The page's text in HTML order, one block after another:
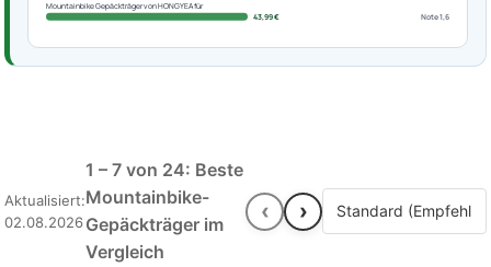
Mountainbike Gepäckträger von HONGYEA für
43,99 €
Note 1,6
Aktualisiert:
02.08.2026
1 – 7 von 24: Beste
Mountainbike-
Gepäckträger im
Vergleich
‹ ›